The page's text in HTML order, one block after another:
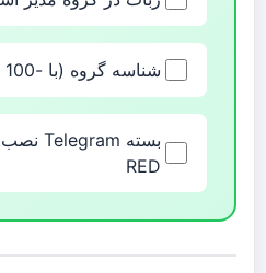
شناسه گروه (با -100 شروع می شود)
RED